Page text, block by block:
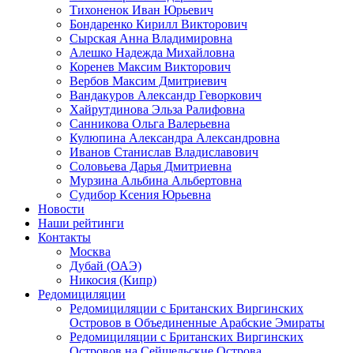
Тихоненок Иван Юрьевич
Бондаренко Кирилл Викторович
Сырская Анна Владимировна
Алешко Надежда Михайловна
Коренев Максим Викторович
Вербов Максим Дмитриевич
Вандакуров Александр Геворкович
Хайрутдинова Эльза Ралифовна
Санникова Ольга Валерьевна
Кулюпина Александра Александровна
Иванов Станислав Владиславович
Соловьева Дарья Дмитриевна
Мурзина Альбина Альбертовна
Судибор Ксения Юрьевна
Новости
Наши рейтинги
Контакты
Москва
Дубай (ОАЭ)
Никосия (Кипр)
Редомициляции
Редомициляции с Британских Виргинских
Островов в Объединенные Арабские Эмираты
Редомициляции с Британских Виргинских